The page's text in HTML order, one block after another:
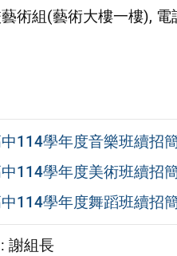
術組(藝術大樓一樓),
114學年度音樂班續招
114學年度美術班續招
114學年度舞蹈班續招
謝組長